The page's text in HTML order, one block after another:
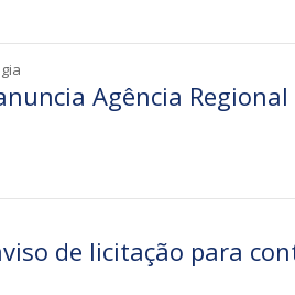
Agência
de licitação para